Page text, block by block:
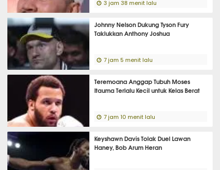
3 jam 38 menit lalu
Johnny Nelson Dukung Tyson Fury
Taklukkan Anthony Joshua
7 jam 5 menit lalu
Teremoana Anggap Tubuh Moses
Itauma Terlalu Kecil untuk Kelas Berat
7 jam 10 menit lalu
Keyshawn Davis Tolak Duel Lawan
Haney, Bob Arum Heran